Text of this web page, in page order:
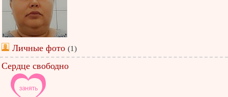
Личные фото (1)
Сердце свободно